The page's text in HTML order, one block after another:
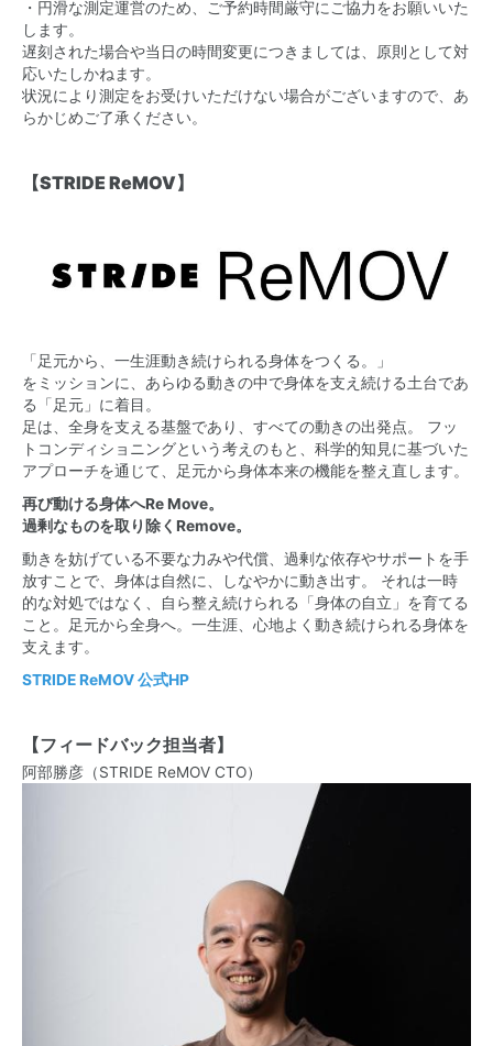
・ 円滑な測定運営のため、ご予約時間厳守にご協力をお願いいた
します。
遅刻された場合や当日の時間変更につきましては、原則として対
応いたしかねます。
状況により測定をお受けいただけない場合がございますので、あ
らかじめご了承ください。
【STRIDE ReMOV】
「足元から、一生涯動き続けられる身体をつくる。」
をミッションに、あらゆる動きの中で身体を支え続ける土台であ
る「足元」に着目。
足は、全身を支える基盤であり、すべての動きの出発点。 フッ
トコンディショニングという考えのもと、科学的知見に基づいた
アプローチを通じて、足元から身体本来の機能を整え直します。
再び動ける身体へRe Move。
過剰なものを取り除くRemove。
動きを妨げている不要な力みや代償、過剰な依存やサポートを手
放すことで、身体は自然に、しなやかに動き出す。 それは一時
的な対処ではなく、自ら整え続けられる「身体の自立」を育てる
こと。足元から全身へ。一生涯、心地よく動き続けられる身体を
支えます。
STRIDE ReMOV 公式HP
【フィードバック担当者】
阿部勝彦（STRIDE ReMOV CTO）